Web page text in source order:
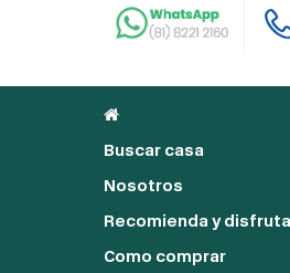
Buscar casa
Nosotros
Recomienda y disfruta
Como comprar